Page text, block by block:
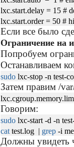
lxc.start.delay = 15 #
lxc.start.order = 50 #
Если все было
Ограничение на
Попробуем
Останавливаем
sudo lxc-stop -n test-
Затем правим /
Говорим:
sudo lxc-start -d -n
cat test.log | grep -i
Должны увидеть